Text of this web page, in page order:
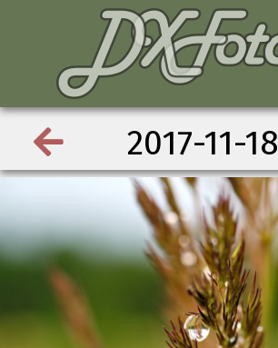
2017-11-18